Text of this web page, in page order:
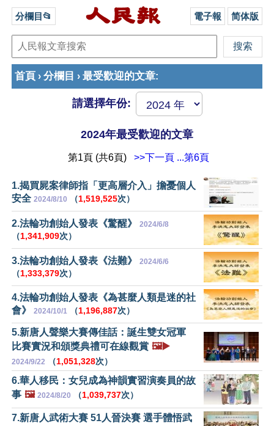
分欄目📂 電子報 简体版
首頁 › 分欄目 › 最受歡迎的文章:
請選擇年份:
2024年最受歡迎的文章
第1頁 (共6頁) >>下一頁 ...第6頁
1.揭買屍案律師指「更高層介入」擔憂個人
安全 2024/8/10 （1,519,525次）
2.法輪功創始人發表《驚醒》 2024/6/8
（1,341,909次）
3.法輪功創始人發表《法難》 2024/6/6
（1,333,379次）
4.法輪功創始人發表《為甚麼人類是迷的社
會》
2024/10/1 （1,196,887次）
5.新唐人聲樂大賽傳佳話：誕生雙女冠軍
比賽實況和頒獎典禮可在線觀賞 🖼️▶️
2024/9/22 （1,051,328次）
6.華人移民：女兒成為神韻實習演奏員的故
事 🖼️ 2024/8/20 （1,039,737次）
7.新唐人武術大賽 51人晉決賽 選手體悟武